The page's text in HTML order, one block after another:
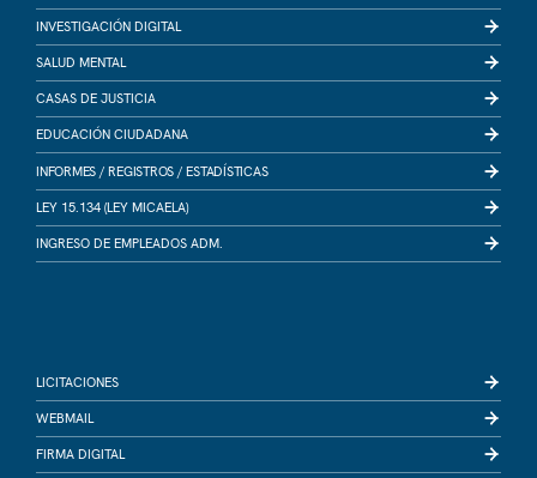
INVESTIGACIÓN DIGITAL
SALUD MENTAL
CASAS DE JUSTICIA
EDUCACIÓN CIUDADANA
INFORMES / REGISTROS / ESTADÍSTICAS
LEY 15.134 (LEY MICAELA)
INGRESO DE EMPLEADOS ADM.
LICITACIONES
WEBMAIL
FIRMA DIGITAL